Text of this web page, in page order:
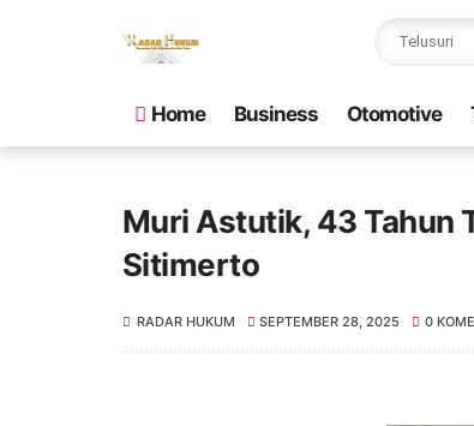
Home Business Otomotive
Muri Astutik, 43 Tahun
Sitimerto
RADAR HUKUM SEPTEMBER 28, 2025 0